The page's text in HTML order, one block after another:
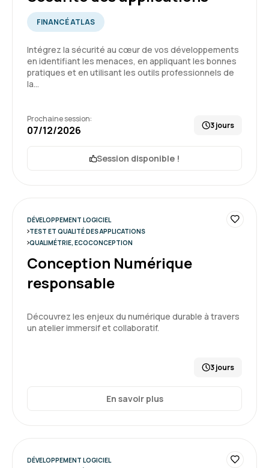
FINANCÉ ATLAS
Intégrez la sécurité au cœur de vos développements
en identifiant les menaces, en appliquant les bonnes
pratiques et en utilisant les outils professionnels de
la…
Prochaine session:
07/12/2026 3 jours
Session disponible !
DÉVELOPPEMENT LOGICIEL
TEST ET QUALITÉ DES APPLICATIONS
QUALIMÉTRIE, ECOCONCEPTION
Conception Numérique
responsable
Découvrez les enjeux du numérique durable à travers
un atelier immersif et collaboratif.
3 jours
En savoir plus
DÉVELOPPEMENT LOGICIEL